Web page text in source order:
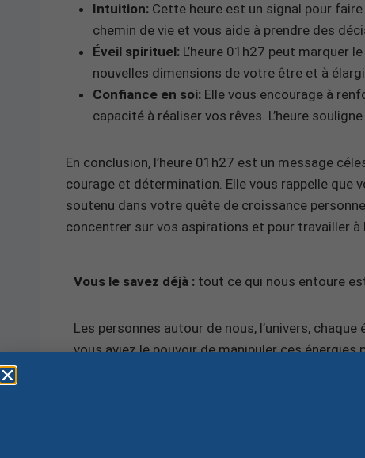
Intuition: Cette heure est un signal pour
chemin de vie et vous aide à prendre des
Éveil spirituel: L’heure 01h27 peut marquer
nouvelles dimensions de votre être et à
Confiance en soi: Elle vous encourage à
capacité à réaliser vos rêves. L’heure
En conclusion, l’heure 01h27 est un message
courage et détermination. Elle vous rappelle
soutenu dans votre quête de croissance
concentrer sur vos aspirations et pour travailler
Vous le savez déjà : tout ce qui nous entoure
Les personnes autour de nous, l’univers,
vous aviez le pouvoir de manipuler ces